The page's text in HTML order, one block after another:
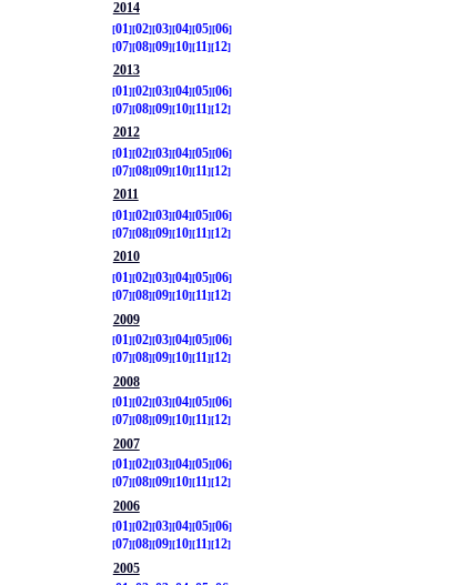
2014
01
02 03 04 05 06
07 08 09 10 11
12
2013
01
02 03 04 05 06
07 08 09 10 11
12
2012
01
02 03 04 05 06
07 08 09 10 11
12
2011
01
02 03 04 05 06
07 08 09 10 11
12
2010
01
02 03 04 05 06
07 08 09 10 11
12
2009
01
02 03 04 05 06
07 08 09 10 11
12
2008
01
02 03 04 05 06
07 08 09 10 11
12
2007
01
02 03 04 05 06
07 08 09 10 11
12
2006
01
02 03 04 05 06
07 08 09 10 11
12
2005